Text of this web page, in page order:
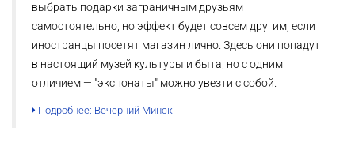
выбрать подарки заграничным друзьям
самостоятельно, но эффект будет совсем другим, если
иностранцы посетят магазин лично. Здесь они попадут
в настоящий музей культуры и быта, но с одним
отличием — "экспонаты" можно увезти с собой.
Подробнее: Вечерний Минск